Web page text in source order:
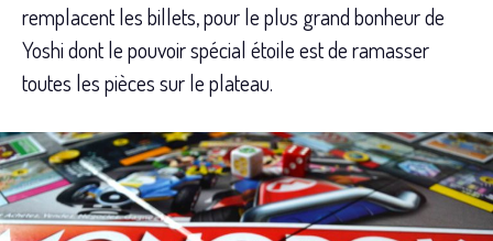
remplacent les billets, pour le plus grand bonheur de
Yoshi dont le pouvoir spécial étoile est de ramasser
toutes les pièces sur le plateau.